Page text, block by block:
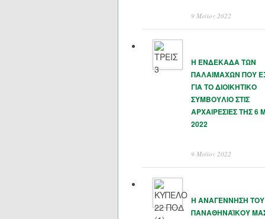
9 Μάϊος 2022
Η ΕΝΔΕΚΑΔΑ ΤΩΝ
ΠΑΛΑΙΜΑΧΩΝ ΠΟΥ
ΓΙΑ ΤΟ ΔΙΟΙΚΗΤΙΚΟ
ΣΥΜΒΟΥΛΙΟ ΣΤΙΣ
ΑΡΧΑΙΡΕΣΙΕΣ ΤΗΣ 6
2022
9 Μάϊος 2022
Η ΑΝΑΓΕΝΝΗΣΗ ΤΟΥ
ΠΑΝΑΘΗΝΑΪΚΟΥ